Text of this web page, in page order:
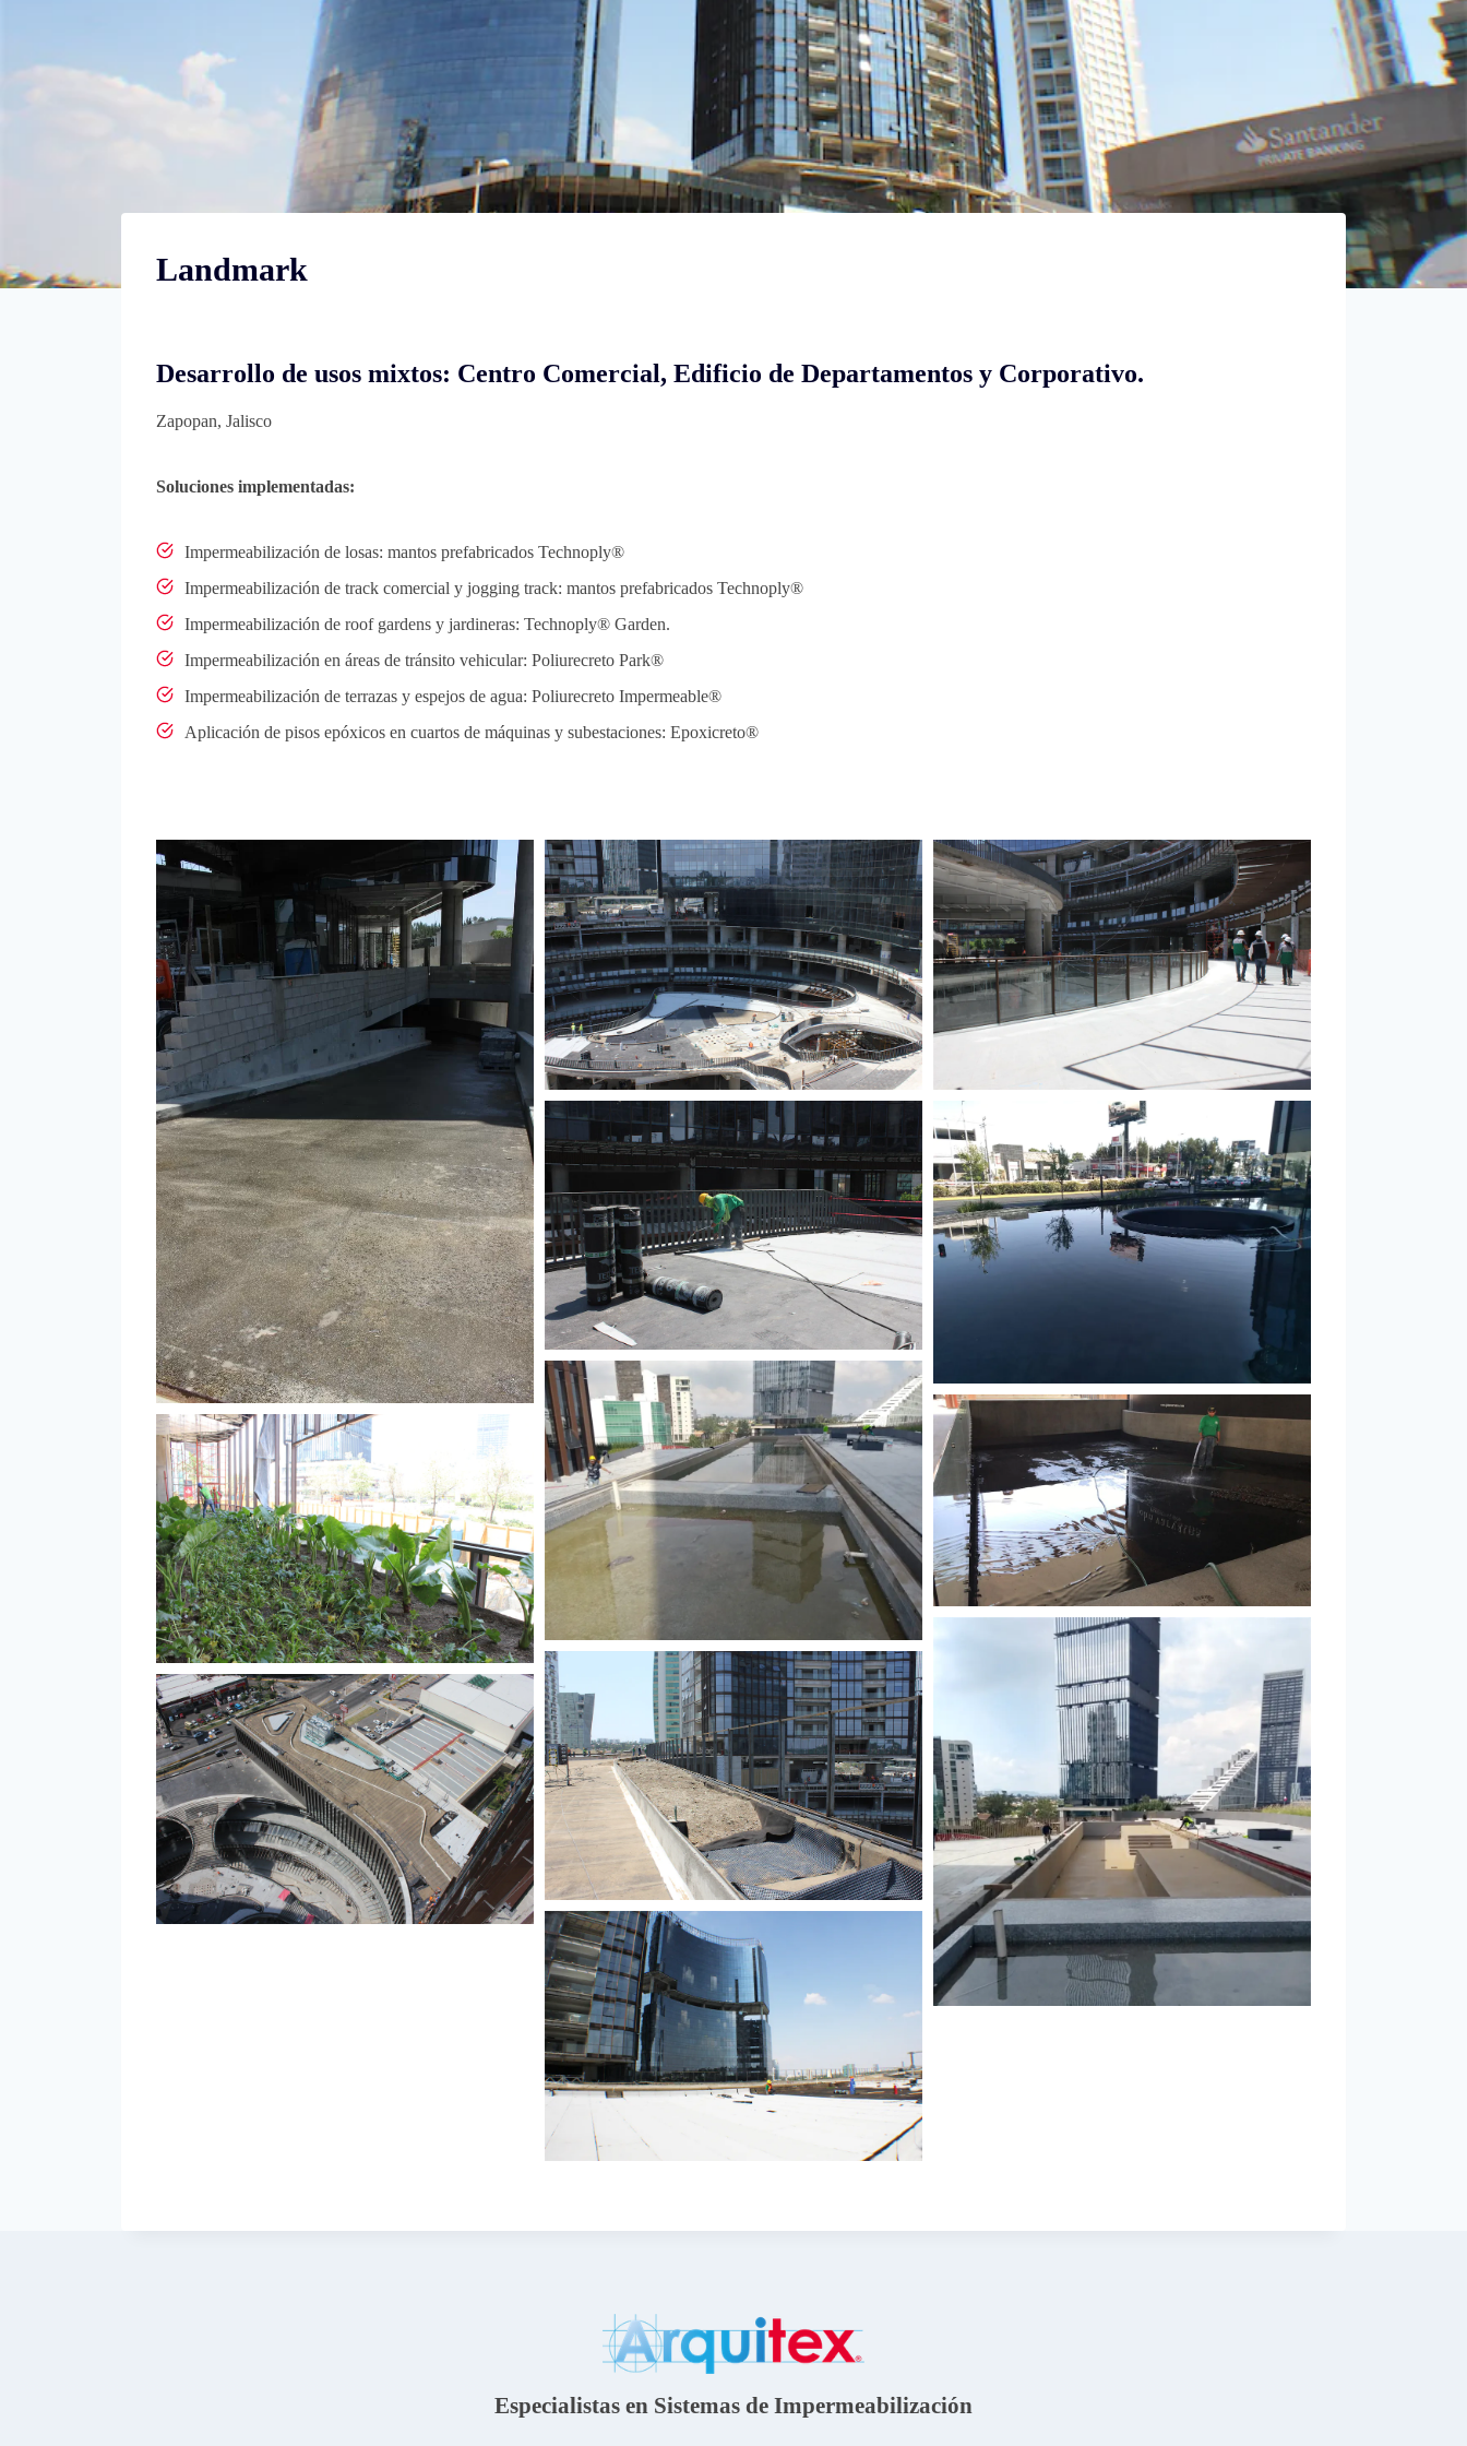
Landmark
Desarrollo de usos mixtos: Centro Comercial, Edificio de Departamentos y Corporativo.
Zapopan, Jalisco
Soluciones implementadas:
Impermeabilización de losas: mantos prefabricados Technoply®
Impermeabilización de track comercial y jogging track: mantos prefabricados Technoply®
Impermeabilización de roof gardens y jardineras: Technoply® Garden.
Impermeabilización en áreas de tránsito vehicular: Poliurecreto Park®
Impermeabilización de terrazas y espejos de agua: Poliurecreto Impermeable®
Aplicación de pisos epóxicos en cuartos de máquinas y subestaciones: Epoxicreto®
Especialistas en Sistemas de Impermeabilización